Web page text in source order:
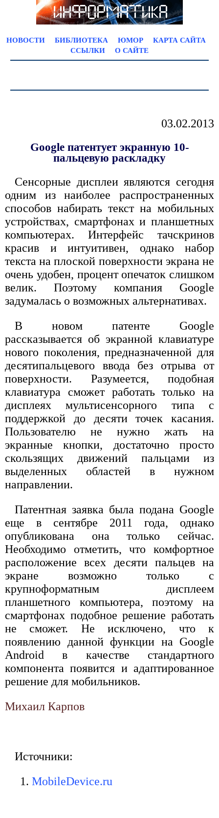
НОВОСТИ БИБЛИОТЕКА ЮМОР
КАРТА САЙТА
ССЫЛКИ
О САЙТЕ
03.02.2013
Google патентует экранную 10-
пальцевую раскладку
Сенсорные дисплеи являются сегодня
одним из наиболее распространенных
способов набирать текст на мобильных
устройствах, смартфонах и планшетных
компьютерах. Интерфейс тачскринов
красив и интуитивен, однако набор
текста на плоской поверхности экрана не
очень удобен, процент опечаток слишком
велик. Поэтому компания Google
задумалась о возможных альтернативах.
В новом патенте Google
рассказывается об экранной клавиатуре
нового поколения, предназначенной для
десятипальцевого ввода без отрыва от
поверхности. Разумеется, подобная
клавиатура сможет работать только на
дисплеях мультисенсорного типа с
поддержкой до десяти точек касания.
Пользователю не нужно жать на
экранные кнопки, достаточно просто
скользящих движений пальцами из
выделенных областей в нужном
направлении.
Патентная заявка была подана Google
еще в сентябре 2011 года, однако
опубликована она только сейчас.
Необходимо отметить, что комфортное
расположение всех десяти пальцев на
экране возможно только с
крупноформатным дисплеем
планшетного компьютера, поэтому на
смартфонах подобное решение работать
не сможет. Не исключено, что к
появлению данной функции на Google
Android в качестве стандартного
компонента появится и адаптированное
решение для мобильников.
Михаил Карпов
Источники:
MobileDevice.ru